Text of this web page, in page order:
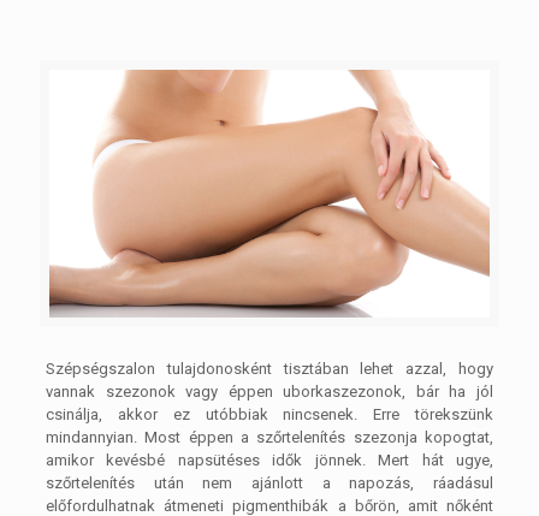
Szépségszalon tulajdonosként tisztában lehet azzal, hogy
vannak szezonok vagy éppen uborkaszezonok, bár ha jól
csinálja, akkor ez utóbbiak nincsenek. Erre törekszünk
mindannyian. Most éppen a szőrtelenítés szezonja kopogtat,
amikor kevésbé napsütéses idők jönnek. Mert hát ugye,
szőrtelenítés után nem ajánlott a napozás, ráadásul
előfordulhatnak átmeneti pigmenthibák a bőrön, amit nőként